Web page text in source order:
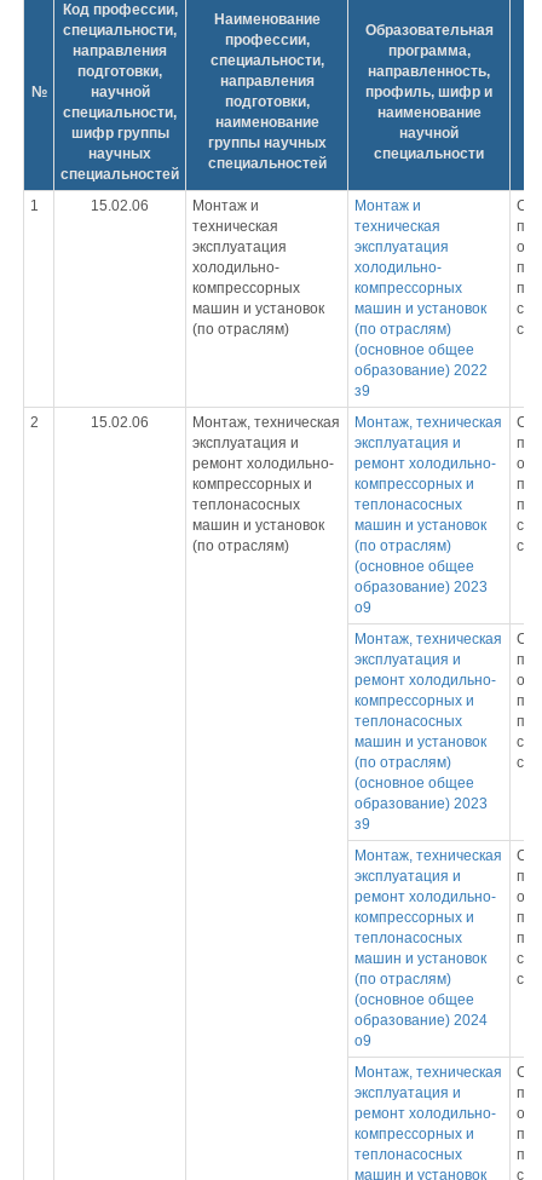
№
Код профессии,
специальности,
направления
подготовки,
научной
специальности,
шифр группы
научных
специальностей
Наименование
профессии,
специальности,
направления
подготовки,
наименование
группы научных
специальностей
Образовательная
программа,
направленность,
профиль, шифр и
наименование
научной
специальности
1 15.02.06
Монтаж и
техническая
эксплуатация
холодильно-
компрессорных
машин и установок
(по отраслям)
Монтаж и
техническая
эксплуатация
холодильно-
компрессорных
машин и установок
(по отраслям)
(основное общее
образование) 2022
з9
2 15.02.06
Монтаж, техническая
эксплуатация и
ремонт холодильно-
компрессорных и
теплонасосных
машин и установок
(по отраслям)
Монтаж, техническая
эксплуатация и
ремонт холодильно-
компрессорных и
теплонасосных
машин и установок
(по отраслям)
(основное общее
образование) 2023
о9
Монтаж, техническая
эксплуатация и
ремонт холодильно-
компрессорных и
теплонасосных
машин и установок
(по отраслям)
(основное общее
образование) 2023
з9
Монтаж, техническая
эксплуатация и
ремонт холодильно-
компрессорных и
теплонасосных
машин и установок
(по отраслям)
(основное общее
образование) 2024
о9
Монтаж, техническая
эксплуатация и
ремонт холодильно-
компрессорных и
теплонасосных
машин и установок